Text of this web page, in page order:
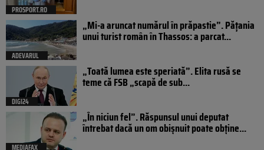
PROSPORT.RO
ADEVARUL
„Mi-a aruncat numărul în prăpastie”. Pățania
unui turist român în Thassos: a parcat...
DIGI24
„Toată lumea este speriată”. Elita rusă se
teme că FSB „scapă de sub...
MEDIAFAX
„În niciun fel”. Răspunsul unui deputat
întrebat dacă un om obișnuit poate obține...